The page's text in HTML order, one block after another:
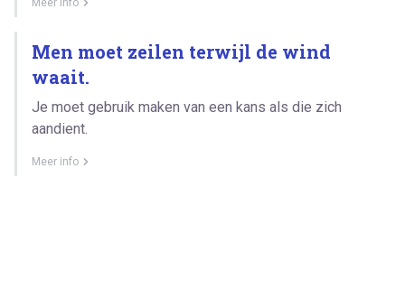
Men moet zeilen terwijl de wind
waait.
Je moet gebruik maken van een kans als die zich
aandient.
Meer info